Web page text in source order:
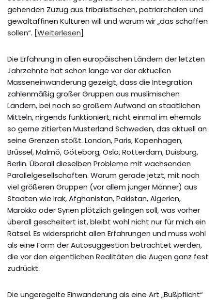
gehenden Zuzug aus tribalistischen, patriarchalen und
gewaltaffinen Kulturen will und warum wir „das schaffen
sollen“. [Weiterlesen]
Die Erfahrung in allen europäischen Ländern der letzten
Jahrzehnte hat schon lange vor der aktuellen
Masseneinwanderung gezeigt, dass die Integration
zahlenmäßig großer Gruppen aus muslimischen
Ländern, bei noch so großem Aufwand an staatlichen
Mitteln, nirgends funktioniert, nicht einmal im ehemals
so gerne zitierten Musterland Schweden, das aktuell an
seine Grenzen stößt. London, Paris, Kopenhagen,
Brüssel, Malmö, Göteborg, Oslo, Rotterdam, Duisburg,
Berlin. Überall dieselben Probleme mit wachsenden
Parallelgesellschaften. Warum gerade jetzt, mit noch
viel größeren Gruppen (vor allem junger Männer) aus
Staaten wie Irak, Afghanistan, Pakistan, Algerien,
Marokko oder Syrien plötzlich gelingen soll, was vorher
überall gescheitert ist, bleibt wohl nicht nur für mich ein
Rätsel. Es widerspricht allen Erfahrungen und muss wohl
als eine Form der Autosuggestion betrachtet werden,
die vor den eigentlichen Realitäten die Augen ganz fest
zudrückt.
Die ungeregelte Einwanderung als eine Art „Bußpflicht“